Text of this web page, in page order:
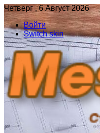
Четверг , 6 Август 2026
Войти
Switch skin